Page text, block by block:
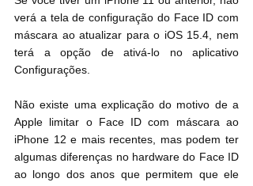
verá a tela de configuração do Face ID com
máscara ao atualizar para o iOS 15.4, nem
terá a opção de ativá-lo no aplicativo
Configurações.
Não existe uma explicação do motivo de a
Apple limitar o Face ID com máscara ao
‌iPhone 12‌ e mais recentes, mas podem ter
algumas diferenças no hardware do Face ID
ao longo dos anos que permitem que ele